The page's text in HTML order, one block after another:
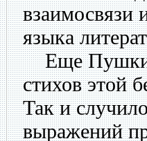
взаимосвязи
языка
Еще Пушкин
стихов этой
Так и
выражений